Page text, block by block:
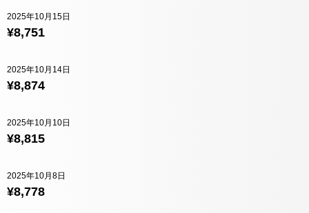
¥8,751
2025年10月15日
¥8,874
2025年10月14日
¥8,815
2025年10月10日
¥8,778
2025年10月8日